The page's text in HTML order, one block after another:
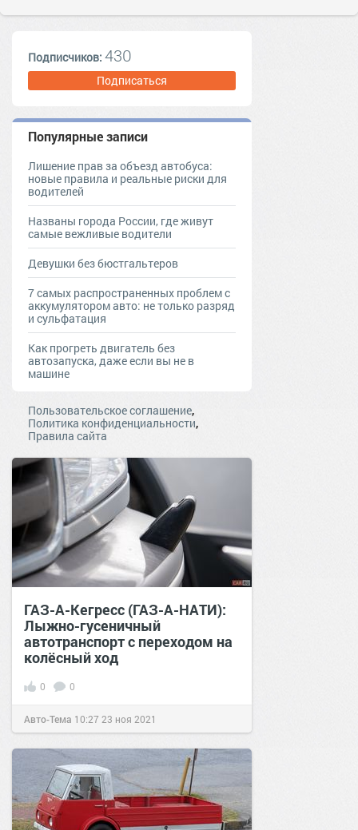
Подписчиков: 430
Подписаться
Популярные записи
Лишение прав за объезд автобуса:
новые правила и реальные риски для
водителей
Названы города России, где живут
самые вежливые водители
Девушки без бюстгальтеров
7 самых распространенных проблем с
аккумулятором авто: не только разряд
и сульфатация
Как прогреть двигатель без
автозапуска, даже если вы не в
машине
Пользовательское соглашение,
Политика конфиденциальности,
Правила сайта
ГАЗ-А-Кегресс (ГАЗ-А-НАТИ):
Лыжно-гусеничный
автотранспорт с переходом на
колёсный ход
0 0
Авто-Тема 10:27 23 ноя 2021